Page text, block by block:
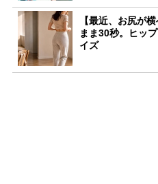
【最近、お尻が
まま30秒。ヒッ
イズ